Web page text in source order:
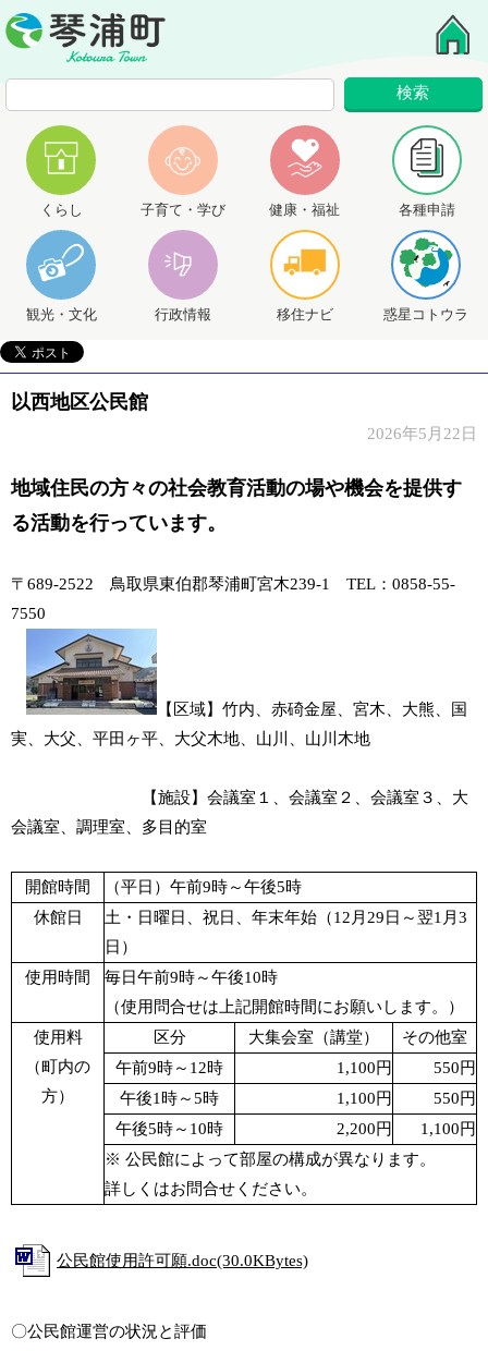
くらし 子育て・学び 健康・福祉 各種申請
観光・文化 行政情報 移住ナビ 惑星コトウラ
以西地区公民館
2026年5月22日
地域住民の方々の社会教育活動の場や機会を提供す
る活動を行っています。
〒689-2522 鳥取県東伯郡琴浦町宮木239-1 TEL：0858-55-
7550
【区域】竹内、赤碕金屋、宮木、大熊、国
実、大父、平田ヶ平、大父木地、山川、山川木地
【施設】会議室１、会議室２、会議室３、大
会議室、調理室、多目的室
開館時間
（平日）午前9時～午後5時
休館日
土・日曜日、祝日、年末年始（12月29日～翌1月3
日）
使用時間
毎日午前9時～午後10時
（使用問合せは上記開館時間にお願いします。）
使用料
（町内の
方）
区分 大集会室（講堂）
その他室
午前9時～12時
1,100円
550円
午後1時～5時
1,100円
550円
午後5時～10時
2,200円
1,100円
※ 公民館によって部屋の構成が異なります。
詳しくはお問合せください。
公民館使用許可願.doc(30.0KBytes)
〇公民館運営の状況と評価